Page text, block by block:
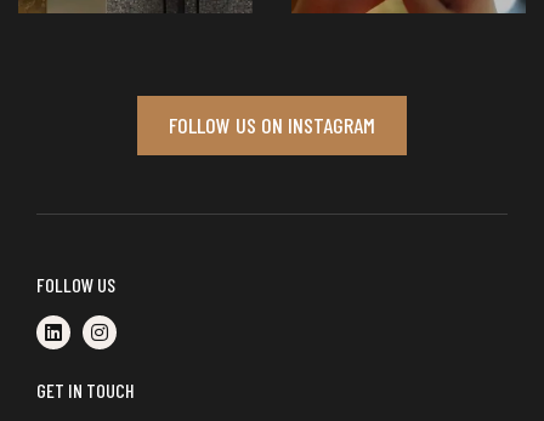
FOLLOW US ON INSTAGRAM
FOLLOW US
GET IN TOUCH